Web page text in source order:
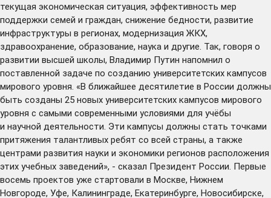
текущая экономическая ситуация, эффективность мер
поддержки семей и граждан, снижение бедности, развитие
инфраструктуры в регионах, модернизация ЖКХ,
здравоохранение, образование, наука и другие. Так, говоря о
развитии высшей школы, Владимир Путин напомнил о
поставленной задаче по созданию университетских кампусов
мирового уровня. «В ближайшее десятилетие в России должны
быть созданы 25 новых университетских кампусов мирового
уровня с самыми современными условиями для учёбы
и научной деятельности. Эти кампусы должны стать точками
притяжения талантливых ребят со всей страны, а также
центрами развития науки и экономики регионов расположения
этих учебных заведений», - сказал Президент России. Первые
восемь проектов уже стартовали в Москве, Нижнем
Новгороде, Уфе, Калининграде, Екатеринбурге, Новосибирске,